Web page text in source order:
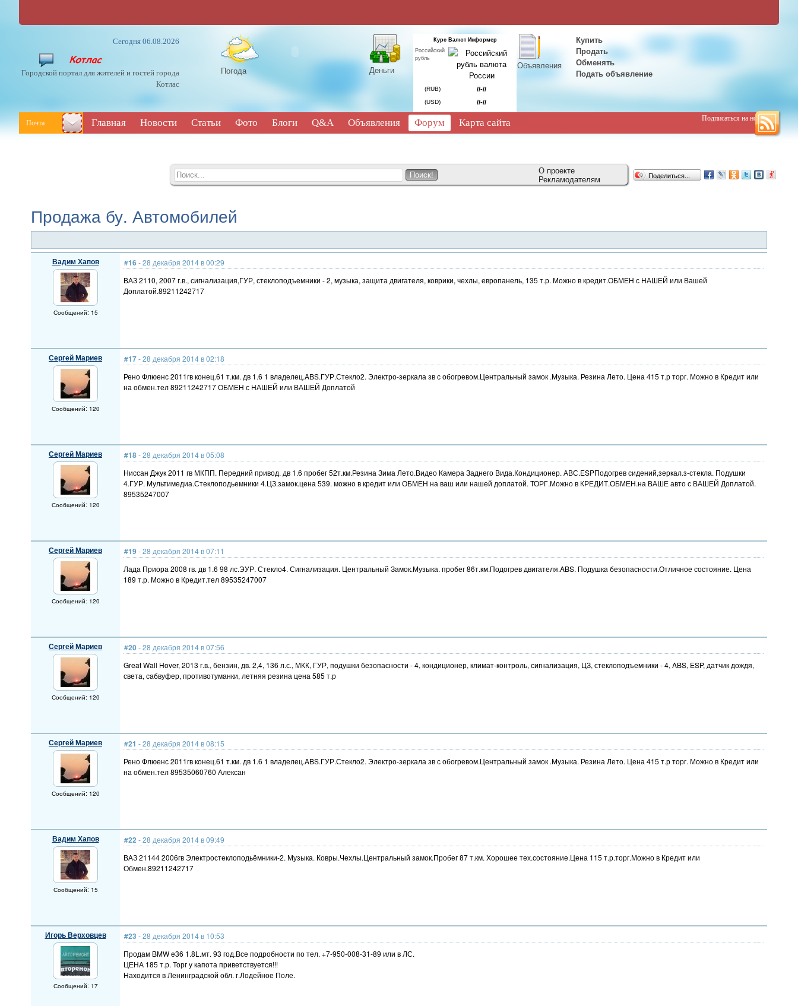
Сегодня 06.08.2026
Городской портал для жителей и гостей города
Котлас
Погода Деньги
Курс Валют Информер
Российский
рубль
(RUB) //-//
(USD) //-//
Объявления
Купить
Продать
Обменять
Подать объявление
Почта Главная Новости Статьи Фото Блоги Q&A Объявления Форум Карта сайта Подписаться на новости
О проекте
Рекламодателям Поделиться...
Продажа бу. Автомобилей
Вадим Хапов
Сообщений: 15
#16- 28 декабря 2014 в 00:29
ВАЗ 2110, 2007 г.в., сигнализация,ГУР, стеклоподъемники - 2, музыка, защита двигателя, коврики, чехлы, европанель, 135 т.р. Можно в кредит.ОБМЕН с НАШЕЙ или Вашей
Доплатой.89211242717
Сергей Мариев
Сообщений: 120
#17- 28 декабря 2014 в 02:18
Рено Флюенс 2011гв конец.61 т.км. дв 1.6 1 владелец.ABS.ГУР.Стекло2. Электро-зеркала зв с обогревом.Центральный замок .Музыка. Резина Лето. Цена 415 т.р торг. Можно в Кредит или
на обмен.тел 89211242717 ОБМЕН с НАШЕЙ или ВАШЕЙ Доплатой
Сергей Мариев
Сообщений: 120
#18- 28 декабря 2014 в 05:08
Ниссан Джук 2011 гв МКПП. Передний привод. дв 1.6 пробег 52т.км.Резина Зима Лето.Видео Камера Заднего Вида.Кондиционер. АВС.ESPПодогрев сидений,зеркал.з-стекла. Подушки
4.ГУР. Мультимедиа.Стеклоподьемники 4.ЦЗ.замок.цена 539. можно в кредит или ОБМЕН на ваш или нашей доплатой. ТОРГ.Можно в КРЕДИТ.ОБМЕН.на ВАШЕ авто с ВАШЕЙ Доплатой.
89535247007
Сергей Мариев
Сообщений: 120
#19- 28 декабря 2014 в 07:11
Лада Приора 2008 гв. дв 1.6 98 лс.ЭУР. Стекло4. Сигнализация. Центральный Замок.Музыка. пробег 86т.км.Подогрев двигателя.ABS. Подушка безопасности.Отличное состояние. Цена
189 т.р. Можно в Кредит.тел 89535247007
Сергей Мариев
Сообщений: 120
#20- 28 декабря 2014 в 07:56
Great Wall Hover, 2013 г.в., бензин, дв. 2,4, 136 л.с., МКК, ГУР, подушки безопасности - 4, кондиционер, климат-контроль, сигнализация, ЦЗ, стеклоподъемники - 4, ABS, ESP, датчик дождя,
света, сабвуфер, противотуманки, летняя резина цена 585 т.р
Сергей Мариев
Сообщений: 120
#21 - 28 декабря 2014 в 08:15
Рено Флюенс 2011гв конец.61 т.км. дв 1.6 1 владелец.ABS.ГУР.Стекло2. Электро-зеркала зв с обогревом.Центральный замок .Музыка. Резина Лето. Цена 415 т.р торг. Можно в Кредит или
на обмен.тел 89535060760 Алексан
Вадим Хапов
Сообщений: 15
#22 - 28 декабря 2014 в 09:49
ВАЗ 21144 2006гв Электростеклоподьёмники-2. Музыка. Ковры.Чехлы.Центральный замок.Пробег 87 т.км. Хорошее тех.состояние.Цена 115 т.р.торг.Можно в Кредит или
Обмен.89211242717
Игорь Верховцев
Сообщений: 17
#23 - 28 декабря 2014 в 10:53
Продам BMW e36 1.8L.мт. 93 год.Все подробности по тел. +7-950-008-31-89 или в ЛС.
ЦЕНА 185 т.р. Торг у капота приветствуется!!!
Находится в Ленинградской обл. г.Лодейное Поле.